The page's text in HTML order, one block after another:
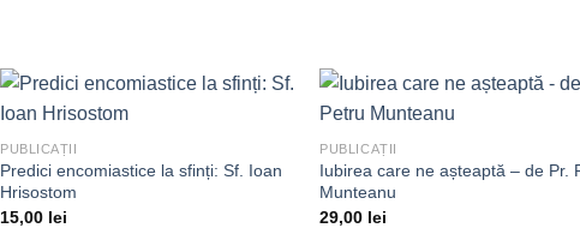
Adaugă
PUBLICAȚII
Predici encomiastice la sfinți: Sf. Ioan
Hrisostom
15,00 lei
PUBLICAȚII
Iubirea care ne așteaptă – de Pr.
Munteanu
29,00 lei